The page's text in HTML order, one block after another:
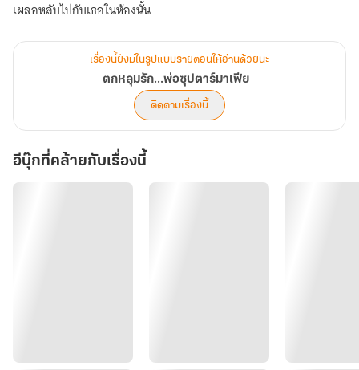
เผลอหลับไปกับเธอในห้องนั้น
เรื่องนี้ยังมีในรูปแบบรายตอนให้อ่านด้วยนะ
ตกหลุมรัก...พ่อซุปตาร์มาเฟีย
ติดตามเรื่องนี้
อีบุ๊กที่คล้ายกับเรื่องนี้